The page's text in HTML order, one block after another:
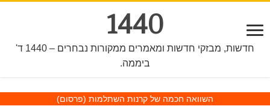
1440
חדשות, מבזקי חדשות ומאמרים ממקורות נבחרים – 1440 ד'
ביממה.
השוואה חכמה של קרנות השתלמות (פרסום)